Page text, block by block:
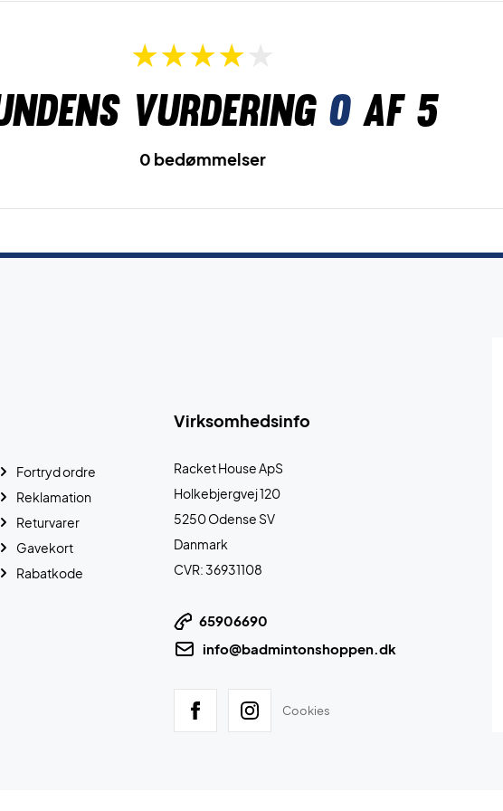
vurdering 0af 5
0 bedømmelser
Virksomhedsinfo
Racket House ApS
Holkebjergvej 120
5250 Odense SV
Danmark
CVR: 36931108
65906690
info@badmintonshoppen.dk
Cookies
Fortryd ordre
Reklamation
Returvarer
Gavekort
Rabatkode